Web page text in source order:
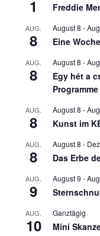
1 Freddie
AUG.
8
August 8 -
Eine
AUG.
8
August 8 -
Egy hét a
Programme
AUG.
8
August 8 -
Kunst im
AUG.
8
August 8 -
Das Erbe
AUG.
9
August 9 -
AUG.
10
Ganztägig
Mini